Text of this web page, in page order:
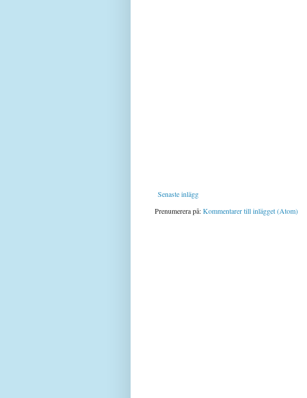
Senaste inlägg
Prenumerera på:Kommentarer till inlägget (Atom)